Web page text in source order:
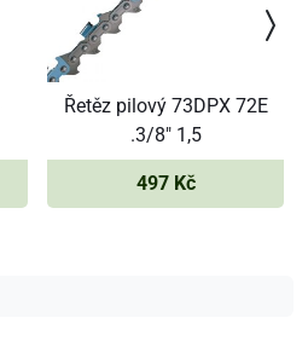
Řetěz pilový 73DPX 72E
.3/8" 1,5
497 Kč